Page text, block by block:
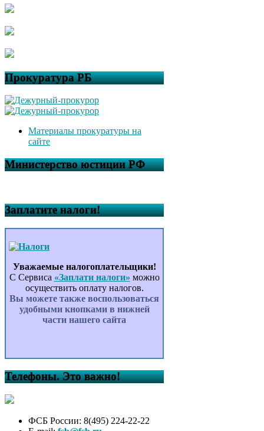
Прокуратура РБ
Материалы прокуратуры на
сайте
Министерство юстиции РФ
Заплатите налоги!
Уважаемые налогоплательщики!
С Сервиса «Заплати налоги» можно
осуществить оплату налогов.
Вы можете также воспользоваться
удобными кнопками в нижней
части нашего сайта
Телефоны. Это важно!
ФСБ России: 8(495) 224-22-22